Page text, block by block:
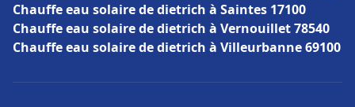
Chauffe eau solaire de dietrich à Saintes 17100
Chauffe eau solaire de dietrich à Vernouillet 78540
Chauffe eau solaire de dietrich à Villeurbanne 69100